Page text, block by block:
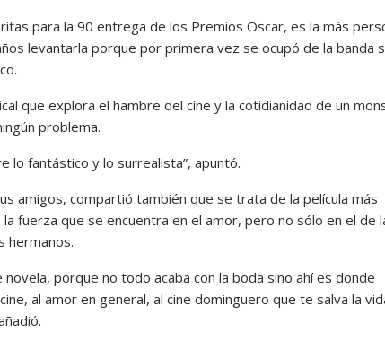
para la 90 entrega de los Premios Oscar, es la más
levantarla porque por primera vez se ocupó de la banda
que explora el hambre del cine y la cotidianidad de un
problema.
lo fantástico y lo surrealista”, apuntó.
amigos, compartió también que se trata de la película más
fuerza que se encuentra en el amor, pero no sólo en el de
hermanos.
porque no todo acaba con la boda sino ahí es donde
al amor en general, al cine dominguero que te salva la